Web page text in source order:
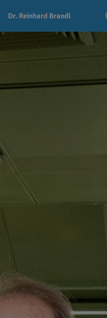
Dr. Reinhard Brandl